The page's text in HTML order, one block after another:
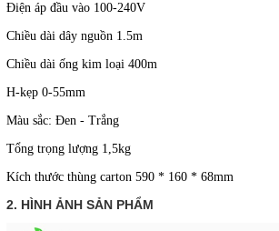
Điện áp đầu vào 100-240V
Chiều dài dây nguồn 1.5m
Chiều dài ống kim loại 400m
H-kẹp 0-55mm
Màu sắc: Đen - Trắng
Tổng trọng lượng 1,5kg
Kích thước thùng carton 590 * 160 * 68mm
2. HÌNH ẢNH SẢN PHẨM